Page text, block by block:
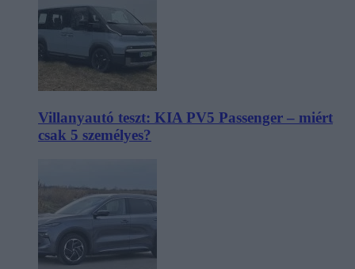
Villanyautó teszt: KIA PV5 Passenger – miért
csak 5 személyes?